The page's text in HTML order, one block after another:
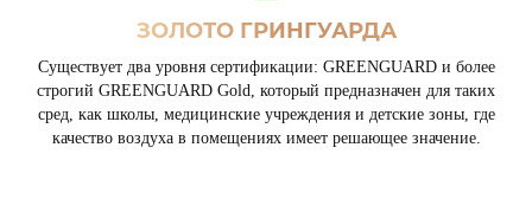
ЗОЛОТО ГРИНГУАРДА
Существует два уровня сертификации: GREENGUARD и более
строгий GREENGUARD Gold, который предназначен для таких
сред, как школы, медицинские учреждения и детские зоны, где
качество воздуха в помещениях имеет решающее значение.